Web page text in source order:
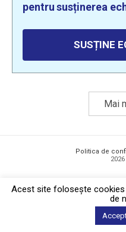
pentru susținerea
SUSȚINE
Mai
Politica de
Acest site foloseşte cookies
de